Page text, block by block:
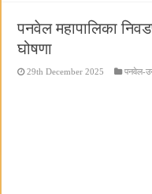
पनवेल महापालिका
घोषणा
29th December 2025 पनवेल-